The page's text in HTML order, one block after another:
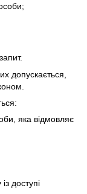
допускається,
яка відмовляє
доступі